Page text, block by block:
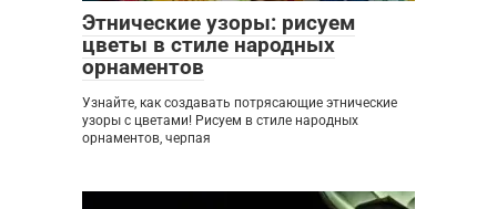
Этнические узоры: рисуем
цветы в стиле народных
орнаментов
Узнайте, как создавать потрясающие этнические
узоры с цветами! Рисуем в стиле народных
орнаментов, черпая